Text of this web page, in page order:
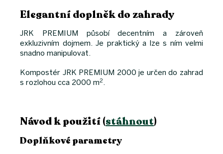
Elegantní doplněk do zahrady
JRK PREMIUM působí decentním a zároveň
exkluzivním dojmem. Je praktický a lze s ním velmi
snadno manipulovat.
Kompostér JRK PREMIUM 2000 je určen do zahrad
s rozlohou cca 2000 m2.
Návod k použití (stáhnout)
Doplňkové parametry